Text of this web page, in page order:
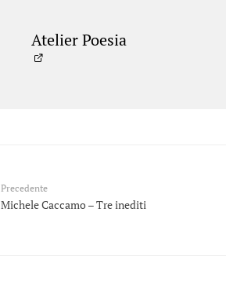
Atelier Poesia
Precedente
Michele Caccamo – Tre inediti